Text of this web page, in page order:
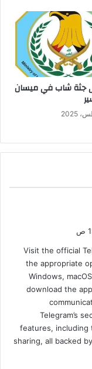
جثة شاب في ميسان
Visit the official
the appropriate
Windows,
download the
Telegram’s
features, including
sharing, all backed